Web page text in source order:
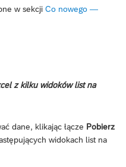
w sekcji Co nowego —
z kilku widoków list na
dane, klikając łącze Pobierz
widokach list na